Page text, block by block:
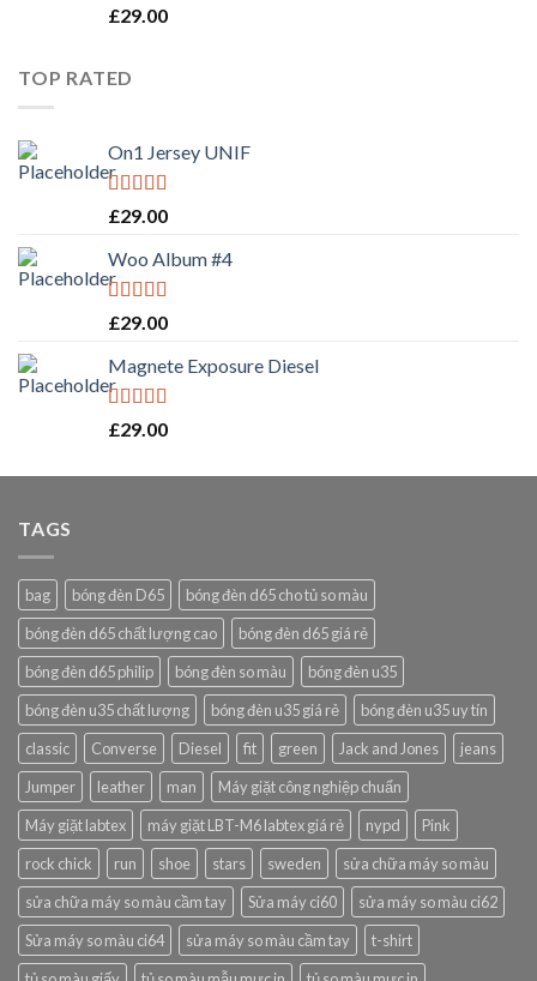
Rated4.00
£29.00
TOP RATED
On1 Jersey UNIF
Rated5.00
£29.00
Woo Album #4
Rated5.00
£29.00
Magnete Exposure Diesel
Rated5.00
£29.00
TAGS
bag bóng đèn D65
bóng đèn d65 cho tủ so màu
bóng đèn d65 chất lượng cao
bóng đèn d65 giá rẻ
bóng đèn d65 philip
bóng đèn so màu
bóng đèn u35
bóng đèn u35 chất lượng
bóng đèn u35 giá rẻ
bóng đèn u35 uy tín
classic
Converse Diesel fit green Jack and Jones
jeans
Jumper
leather man
Máy giặt công nghiệp chuẩn
Máy giặt labtex
máy giặt LBT-M6 labtex giá rẻ nypd
Pink
rock chick
run shoe stars sweden
sửa chữa máy so màu
sửa chữa máy so màu cầm tay
Sửa máy ci60
sửa máy so màu ci62
Sửa máy so màu ci64
sửa máy so màu cầm tay
t-shirt